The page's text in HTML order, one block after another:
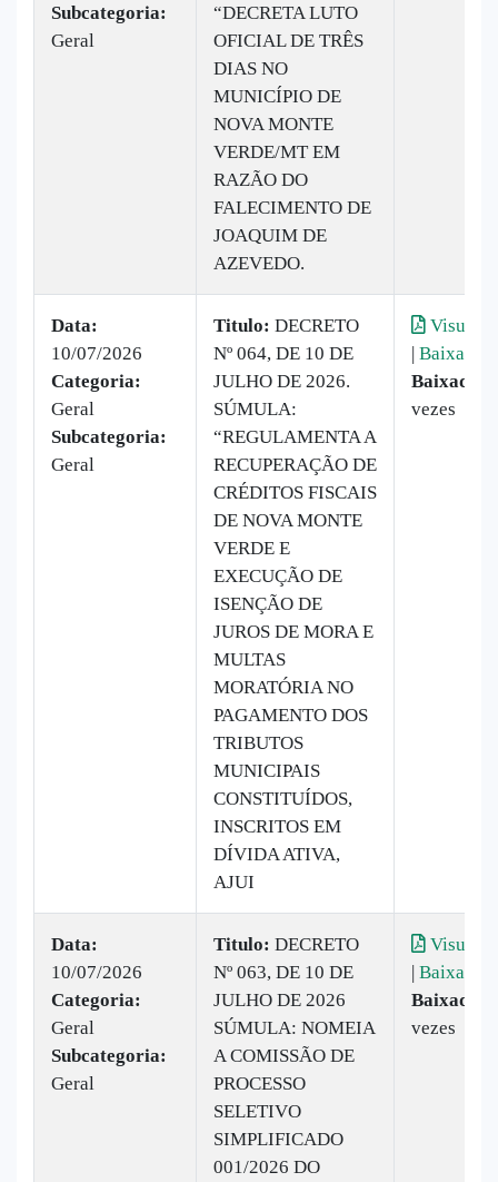
Subcategoria:
Geral
“DECRETA LUTO
OFICIAL DE TRÊS
DIAS NO
MUNICÍPIO DE
NOVA MONTE
VERDE/MT EM
RAZÃO DO
FALECIMENTO DE
JOAQUIM DE
AZEVEDO.
Data:
10/07/2026
Categoria:
Geral
Subcategoria:
Geral
Titulo: DECRETO
Nº 064, DE 10 DE
JULHO DE 2026.
SÚMULA:
“REGULAMENTA A
RECUPERAÇÃO DE
CRÉDITOS FISCAIS
DE NOVA MONTE
VERDE E
EXECUÇÃO DE
ISENÇÃO DE
JUROS DE MORA E
MULTAS
MORATÓRIA NO
PAGAMENTO DOS
TRIBUTOS
MUNICIPAIS
CONSTITUÍDOS,
INSCRITOS EM
DÍVIDA ATIVA,
AJUI
| Baixar
Baixado:
vezes
Data:
10/07/2026
Categoria:
Geral
Subcategoria:
Geral
Titulo: DECRETO
Nº 063, DE 10 DE
JULHO DE 2026
SÚMULA: NOMEIA
A COMISSÃO DE
PROCESSO
SELETIVO
SIMPLIFICADO
001/2026 DO
| Baixar
Baixado:
vezes